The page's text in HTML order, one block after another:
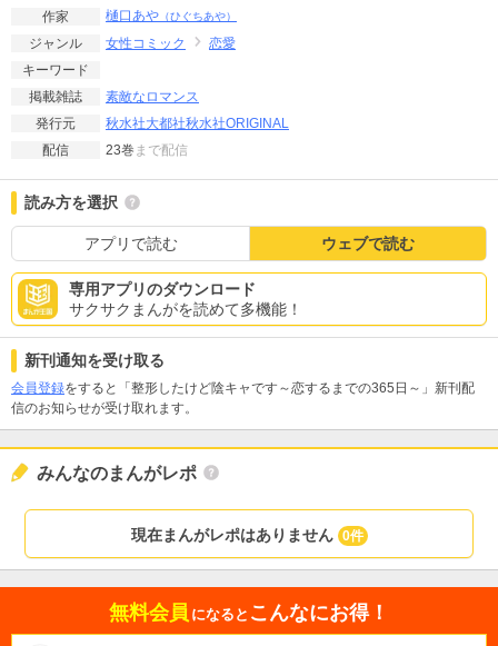
作家 樋口あや （ひぐちあや）
ジャンル 女性コミック
恋愛
キーワード
掲載雑誌
素敵なロマンス
発行元
秋水社大都社秋水社ORIGINAL
配信
23巻 まで配信
読み方を選択
アプリで読む ウェブで読む
専用アプリのダウンロード
サクサクまんがを読めて多機能！
新刊通知を受け取る
会員登録をすると「整形したけど陰キャです～恋するまでの365日～」新刊配
信のお知らせが受け取れます。
みんなのまんがレポ
現在まんがレポはありません 0件
無料会員 になると こんなにお得！